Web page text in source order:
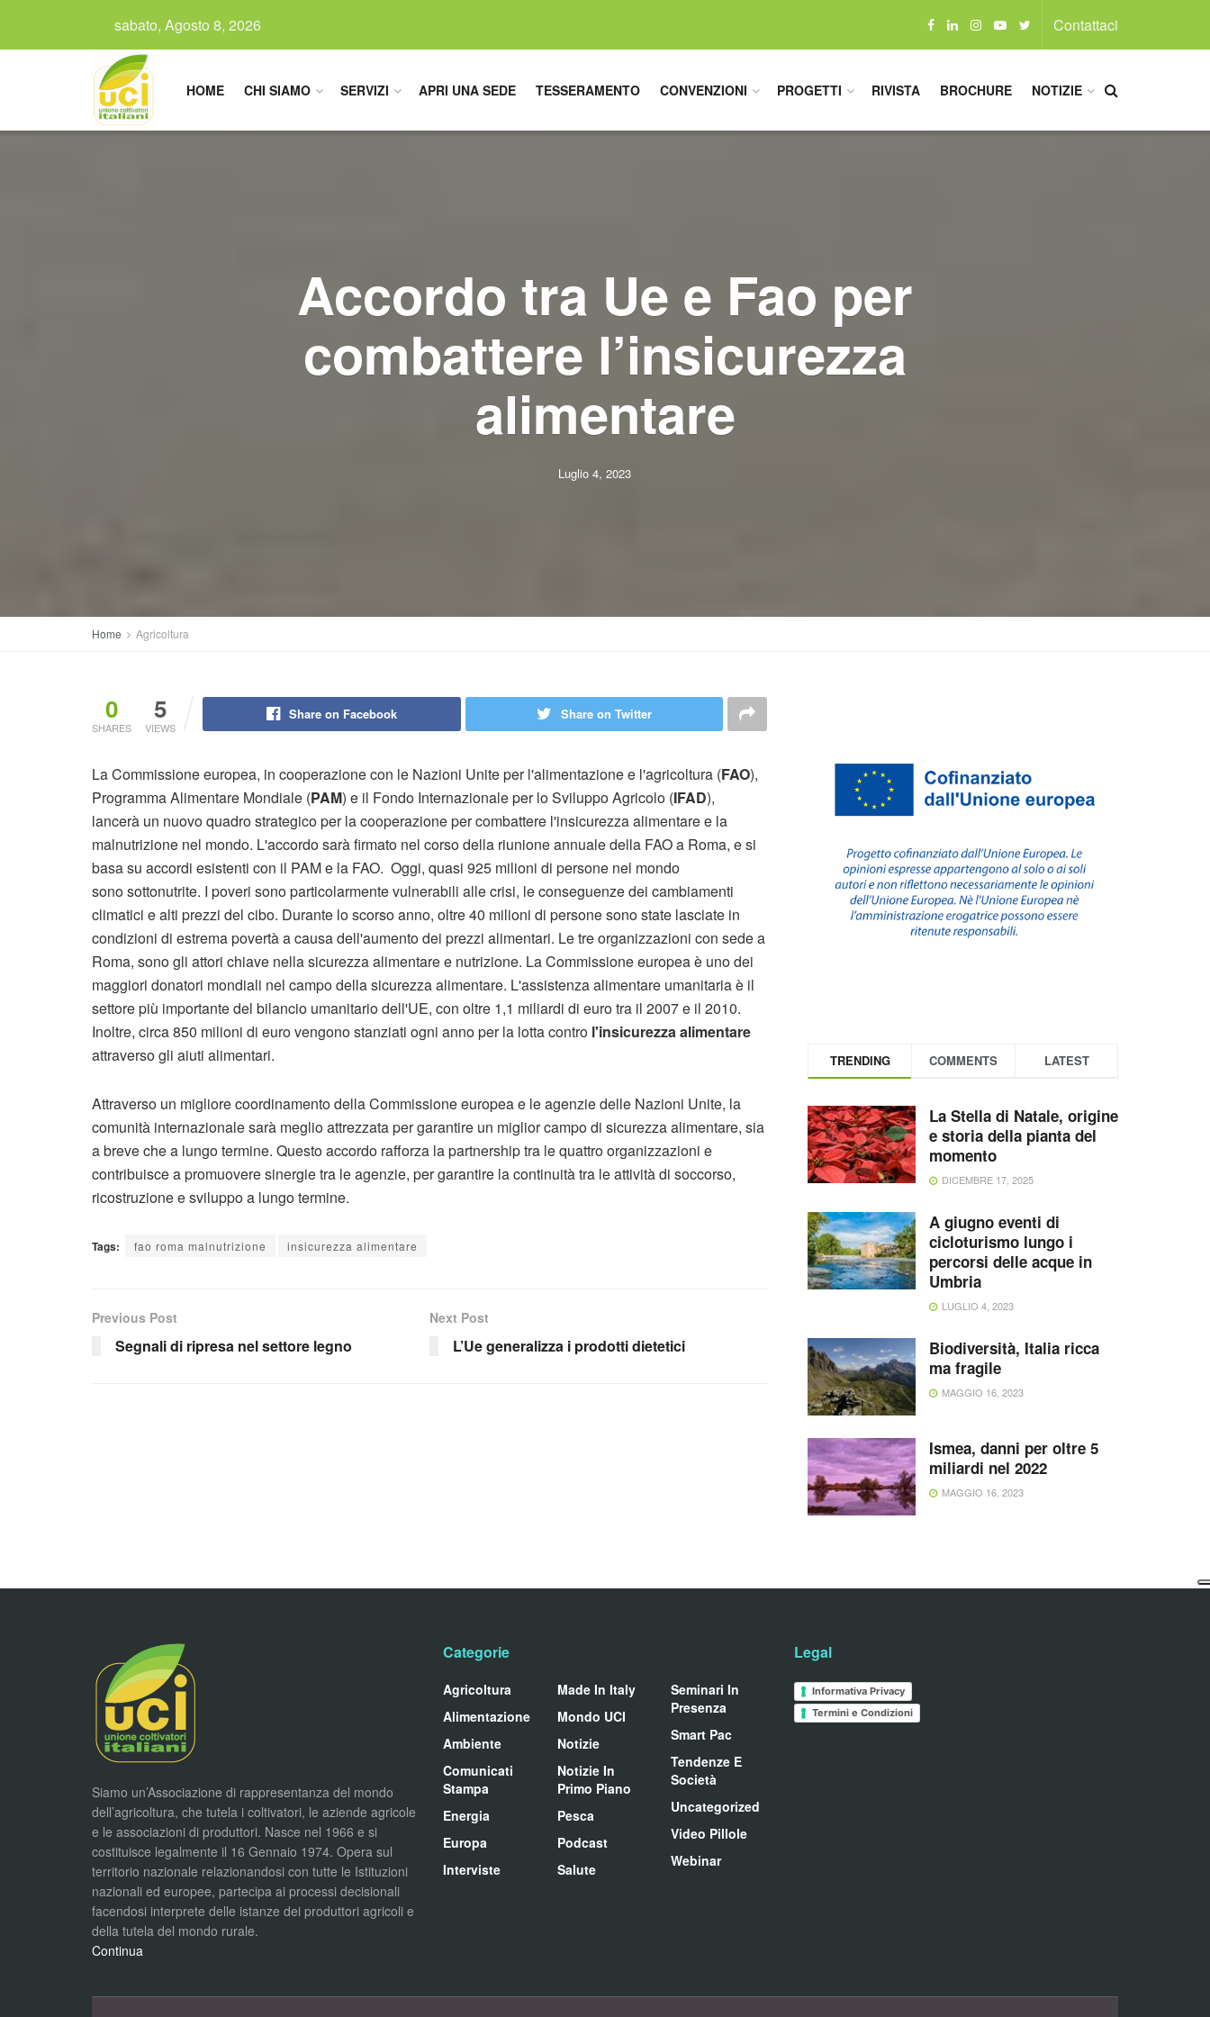
sabato, Agosto 8, 2026 Contattaci
HOME CHI SIAMO SERVIZI APRI UNA SEDE TESSERAMENTO CONVENZIONI PROGETTI RIVISTA BROCHURE NOTIZIE
Accordo tra Ue e Fao per
combattere l’insicurezza
alimentare
Luglio 4, 2023
Home Agricoltura
0
SHARES
5
VIEWS
Share on Facebook Share on Twitter
La Commissione europea, in cooperazione con le Nazioni Unite per l'alimentazione e l'agricoltura (FAO),
Programma Alimentare Mondiale (PAM) e il Fondo Internazionale per lo Sviluppo Agricolo (IFAD),
lancerà un nuovo quadro strategico per la cooperazione per combattere l'insicurezza alimentare e la
malnutrizione nel mondo. L'accordo sarà firmato nel corso della riunione annuale della FAO a Roma, e si
basa su accordi esistenti con il PAM e la FAO. Oggi, quasi 925 milioni di persone nel mondo
sono sottonutrite. I poveri sono particolarmente vulnerabili alle crisi, le conseguenze dei cambiamenti
climatici e alti prezzi del cibo. Durante lo scorso anno, oltre 40 milioni di persone sono state lasciate in
condizioni di estrema povertà a causa dell'aumento dei prezzi alimentari. Le tre organizzazioni con sede a
Roma, sono gli attori chiave nella sicurezza alimentare e nutrizione. La Commissione europea è uno dei
maggiori donatori mondiali nel campo della sicurezza alimentare. L'assistenza alimentare umanitaria è il
settore più importante del bilancio umanitario dell'UE, con oltre 1,1 miliardi di euro tra il 2007 e il 2010.
Inoltre, circa 850 milioni di euro vengono stanziati ogni anno per la lotta contro l'insicurezza alimentare
attraverso gli aiuti alimentari.
Attraverso un migliore coordinamento della Commissione europea e le agenzie delle Nazioni Unite, la
comunità internazionale sarà meglio attrezzata per garantire un miglior campo di sicurezza alimentare, sia
a breve che a lungo termine. Questo accordo rafforza la partnership tra le quattro organizzazioni e
contribuisce a promuovere sinergie tra le agenzie, per garantire la continuità tra le attività di soccorso,
ricostruzione e sviluppo a lungo termine.
Tags: fao roma malnutrizione insicurezza alimentare
Previous Post
Segnali di ripresa nel settore legno
Next Post
L’Ue generalizza i prodotti dietetici
TRENDING COMMENTS LATEST
La Stella di Natale, origine
e storia della pianta del
momento
DICEMBRE 17, 2025
A giugno eventi di
cicloturismo lungo i
percorsi delle acque in
Umbria
LUGLIO 4, 2023
Biodiversità, Italia ricca
ma fragile
MAGGIO 16, 2023
Ismea, danni per oltre 5
miliardi nel 2022
MAGGIO 16, 2023
Siamo un’Associazione di rappresentanza del mondo
dell’agricoltura, che tutela i coltivatori, le aziende agricole
e le associazioni di produttori. Nasce nel 1966 e si
costituisce legalmente il 16 Gennaio 1974. Opera sul
territorio nazionale relazionandosi con tutte le Istituzioni
nazionali ed europee, partecipa ai processi decisionali
facendosi interprete delle istanze dei produttori agricoli e
della tutela del mondo rurale.
Continua
Categorie
Agricoltura
Alimentazione
Ambiente
Comunicati
Stampa
Energia
Europa
Interviste
Made In Italy
Mondo UCI
Notizie
Notizie In
Primo Piano
Pesca
Podcast
Salute
Seminari In
Presenza
Smart Pac
Tendenze E
Società
Uncategorized
Video Pillole
Webinar
Legal
Informativa Privacy
Termini e Condizioni